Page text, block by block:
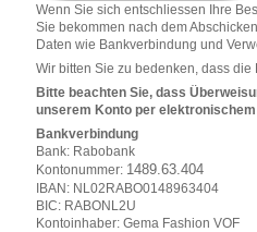
Wenn Sie sich entschliessen Ihre
Sie bekommen nach dem
Daten wie Bankverbindung und
Wir bitten Sie zu bedenken, dass
Bitte beachten Sie, dass
unserem Konto per
Bankverbindung
Bank: Rabobank
Kontonummer: 1489.63.404
IBAN: NL02RABO0148963404
BIC: RABONL2U
Kontoinhaber: Gema Fashion VOF